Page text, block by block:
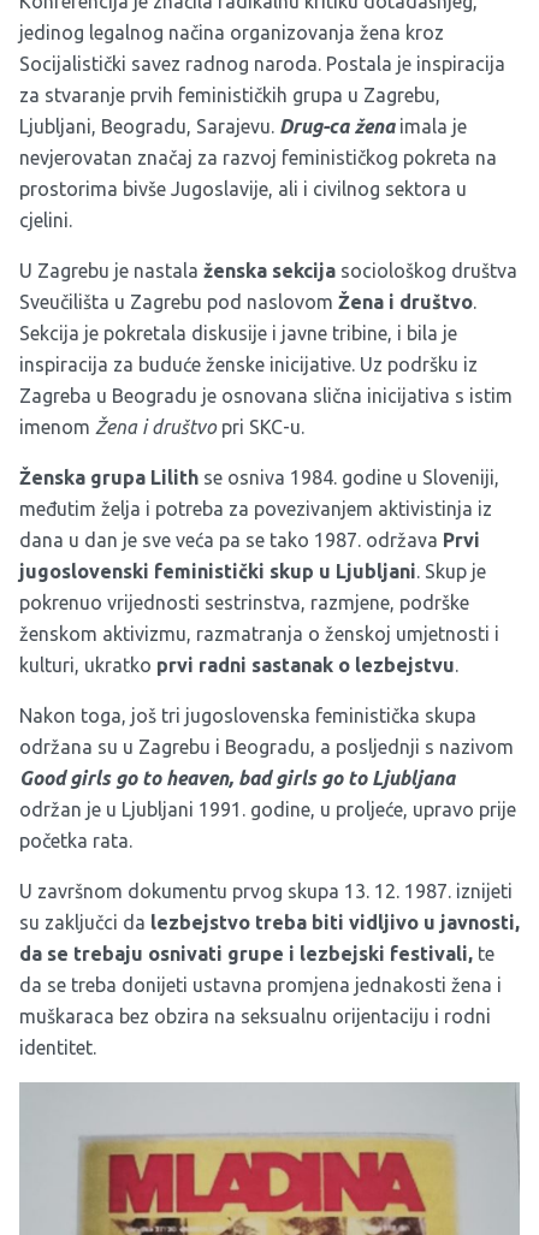
jedinog legalnog načina organizovanja žena kroz
Socijalistički savez radnog naroda. Postala je inspiracija
za stvaranje prvih feminističkih grupa u Zagrebu,
Ljubljani, Beogradu, Sarajevu. Drug-ca ženaimala je
nevjerovatan značaj za razvoj feminističkog pokreta na
prostorima bivše Jugoslavije, ali i civilnog sektora u
cjelini.
U Zagrebu je nastala ženska sekcija sociološkog društva
Sveučilišta u Zagrebu pod naslovom Žena i društvo.
Sekcija je pokretala diskusije i javne tribine, i bila je
inspiracija za buduće ženske inicijative. Uz podršku iz
Zagreba u Beogradu je osnovana slična inicijativa s istim
imenom Žena i društvopri SKC-u.
Ženska grupa Lilith se osniva 1984. godine u Sloveniji,
međutim želja i potreba za povezivanjem aktivistinja iz
dana u dan je sve veća pa se tako 1987. održava Prvi
jugoslovenski feministički skup u Ljubljani. Skup je
pokrenuo vrijednosti sestrinstva, razmjene, podrške
ženskom aktivizmu, razmatranja o ženskoj umjetnosti i
kulturi, ukratko prvi radni sastanak o lezbejstvu.
Nakon toga, još tri jugoslovenska feministička skupa
održana su u Zagrebu i Beogradu, a posljednji s nazivom
Good girls go to heaven, bad girls go to Ljubljana
održan je u Ljubljani 1991. godine, u proljeće, upravo prije
početka rata.
U završnom dokumentu prvog skupa 13. 12. 1987. iznijeti
su zaključci da lezbejstvo treba biti vidljivo u javnosti,
da se trebaju osnivati grupe i lezbejski festivali, te
da se treba donijeti ustavna promjena jednakosti žena i
muškaraca bez obzira na seksualnu orijentaciju i rodni
identitet.